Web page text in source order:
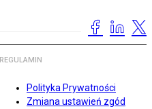
REGULAMIN
Polityka Prywatności
Zmiana ustawień zgód